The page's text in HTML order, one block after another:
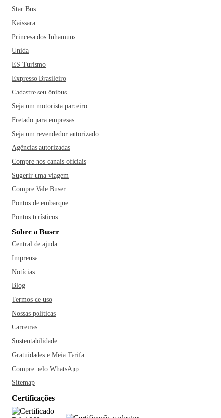
Star Bus
Kaissara
Princesa dos Inhamuns
Unida
ES Turismo
Expresso Brasileiro
Cadastre seu ônibus
Seja um motorista parceiro
Fretado para empresas
Seja um revendedor autorizado
Agências autorizadas
Compre nos canais oficiais
Sugerir uma viagem
Compre Vale Buser
Pontos de embarque
Pontos turísticos
Sobre a Buser
Central de ajuda
Imprensa
Notícias
Blog
Termos de uso
Nossas políticas
Carreiras
Sustentabilidade
Gratuidades e Meia Tarifa
Compre pelo WhatsApp
Sitemap
Certificações